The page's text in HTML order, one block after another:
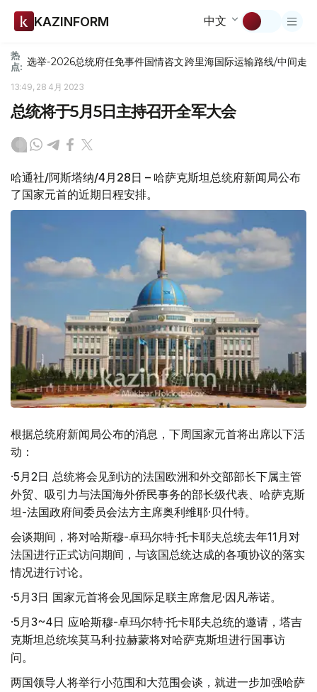
KAZINFORM 中文
热
点: 选举-2026总统府任免事件国情咨文跨里海国际运输路线/中间走廊
13:49, 28 4月 2023
总统将于5月5日主持召开全军大会
哈通社/阿斯塔纳/4月28日 – 哈萨克斯坦总统府新闻局公布
了国家元首的近期日程安排。
根据总统府新闻局公布的消息，下周国家元首将出席以下活
动：
·5月2日 总统将会见到访的法国欧洲和外交部部长下属主管
外贸、吸引力与法国海外侨民事务的部长级代表、哈萨克斯
坦-法国政府间委员会法方主席奥利维耶·贝什特。
会谈期间，将对哈斯穆-卓玛尔特·托卡耶夫总统去年11月对
法国进行正式访问期间，与该国总统达成的各项协议的落实
情况进行讨论。
·5月3日 国家元首将会见国际足联主席詹尼·因凡蒂诺。
·5月3~4日 应哈斯穆-卓玛尔特·托卡耶夫总统的邀请，塔吉
克斯坦总统埃莫马利·拉赫蒙将对哈萨克斯坦进行国事访
问。
两国领导人将举行小范围和大范围会谈，就进一步加强哈萨